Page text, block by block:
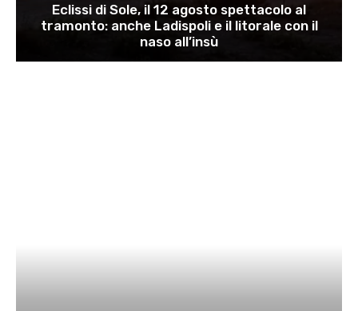
Eclissi di Sole, il 12 agosto spettacolo al
tramonto: anche Ladispoli e il litorale con il
naso all’insù